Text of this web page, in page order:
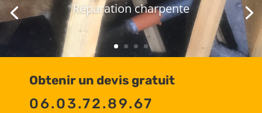
Réparation charpente
Obtenir un devis gratuit
06.03.72.89.67